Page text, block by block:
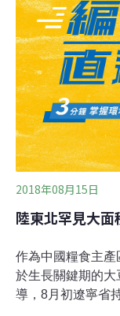
不可。然而，加
供給陷入危機。
卻逐年衰退。美
的番茄產量已連
估的1170萬噸，
災，農民也苦不堪
Tomato
2018年08月15日
陸東北罕見大
作為中國糧食主
於生長關鍵期的大
導，8月初遼寧省